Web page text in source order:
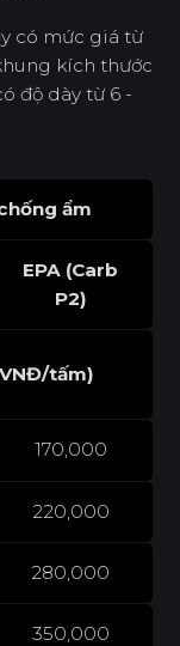
có mức giá từ
kích thước
độ dày từ 6 -
ẩm
EPA (Carb
P2)
tấm)
170,000
220,000
280,000
350,000